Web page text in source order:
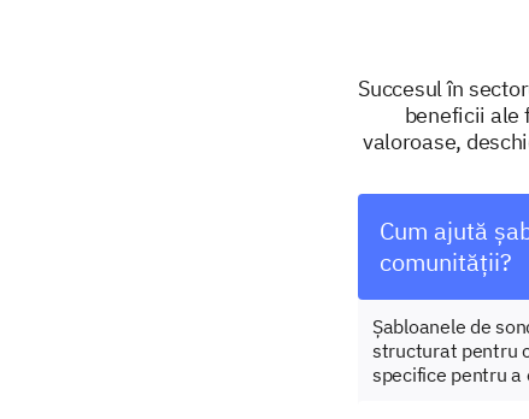
Succesul în
beneficii ale
valoroase,
Cum ajută
comunității?
Șabloanele de
structurat pentru
specifice pentru a